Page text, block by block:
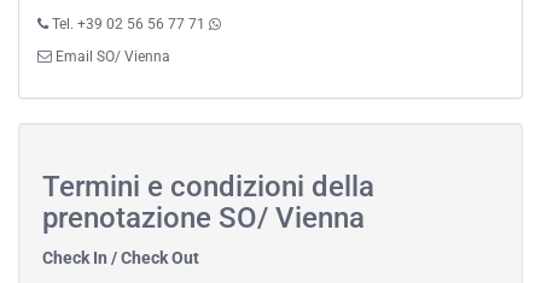
Tel. +39 02 56 56 77 71
Email SO/ Vienna
Termini e condizioni della
prenotazione SO/ Vienna
Check In / Check Out